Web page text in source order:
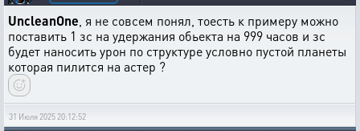
UncleanOne , я не совсем понял, тоесть к примеру можно
поставить 1 зс на удержания обьекта на 999 часов и зс
будет наносить урон по структуре условно пустой планеты
которая пилится на астер ?
31 Июля 2025 20:12:52